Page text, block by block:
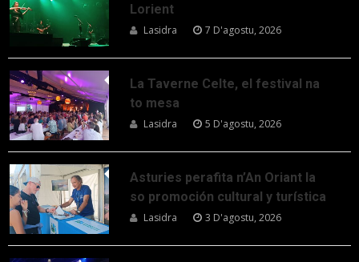
Lorient
Lasidra 7 D'agostu, 2026
La Taverne Celte, el festival na
to mesa
Lasidra 5 D'agostu, 2026
Asturies perafita n’An Oriant la
so promoción cultural y turística
Lasidra 3 D'agostu, 2026